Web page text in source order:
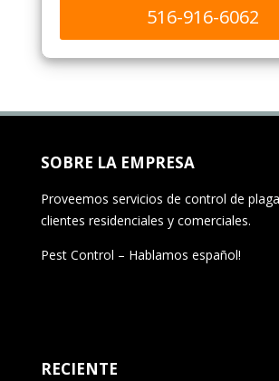
516-916-6062
SOBRE LA EMPRESA
Proveemos servicios de control de
clientes residenciales y comerciales.
Pest Control – Hablamos español!
RECIENTE